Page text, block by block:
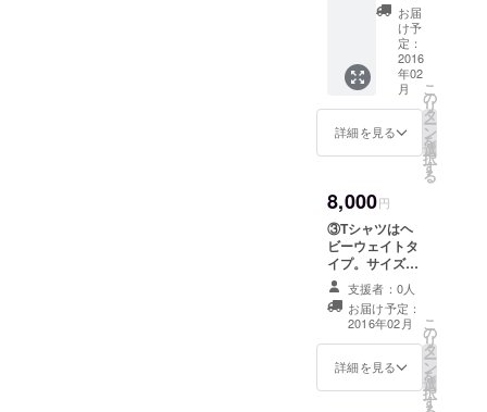
て開催。
これまで4回
2017年2月に
は都内で第5
回大会を開
催予定。
2013年、週
末起業
フォーラム
より『第7回
週末起業家
賞受賞』。
また2015年
11月より上
毛新聞『オ
材を使
い、群
馬県の
ブラン
ドイ
メージ
向上に
寄与す
いま
加店舗
でお使
いいた
だける
お食事
券をリ
ターン
加しま
す！
イズは
100cm
～XXXL
まで多
数取り
そろえ
ており
ます。
サイズ
につい
途ご要
望を伺
いま
す。
★「上
毛かる
たグル
メス
トー
…群馬
県内の
お届
け予
定：
2016
年02
月
詳細を見る
こ
の
リ
タ
ー
ン
を
選
択
す
る
8,000円
③Tシャツはヘ
ビーウェイトタ
イプ。サイズは
100cm～XXXL
まで多数取りそ
ろえておりま
す。 サイズにつ
いては別途ご要
望を伺います。
支援者：0人
お届け予定：
2016年02月
詳細を見る
こ
の
リ
タ
ー
ン
を
選
択
す